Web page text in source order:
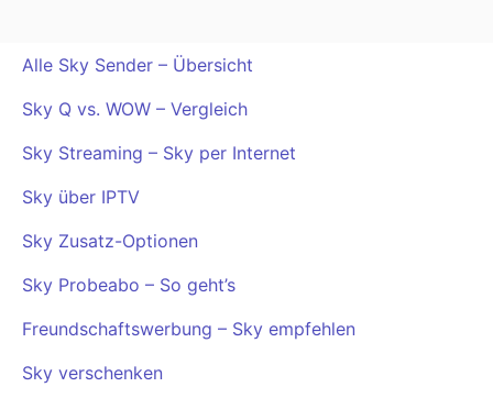
Alle Sky Sender – Übersicht
Sky Q vs. WOW – Vergleich
Sky Streaming – Sky per Internet
Sky über IPTV
Sky Zusatz-Optionen
Sky Probeabo – So geht’s
Freundschaftswerbung – Sky empfehlen
Sky verschenken